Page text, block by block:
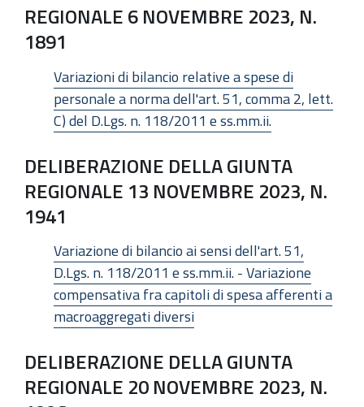
REGIONALE 6 NOVEMBRE 2023, N.
1891
Variazioni di bilancio relative a spese di
personale a norma dell'art. 51, comma 2, lett.
C) del D.Lgs. n. 118/2011 e ss.mm.ii.
DELIBERAZIONE DELLA GIUNTA
REGIONALE 13 NOVEMBRE 2023, N.
1941
Variazione di bilancio ai sensi dell'art. 51,
D.Lgs. n. 118/2011 e ss.mm.ii. - Variazione
compensativa fra capitoli di spesa afferenti a
macroaggregati diversi
DELIBERAZIONE DELLA GIUNTA
REGIONALE 20 NOVEMBRE 2023, N.